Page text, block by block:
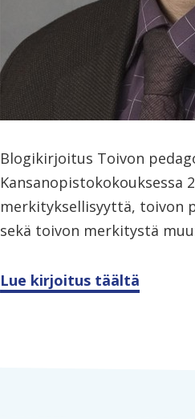
Blogikirjoitus Toivon
Kansanopistokokouksessa
merkityksellisyyttä, toivon
sekä toivon merkitystä
Lue kirjoitus täältä